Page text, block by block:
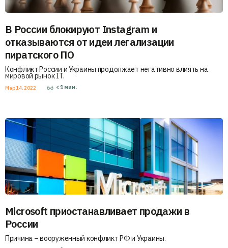
В России блокируют Instagram и
отказываются от идеи легализации
пиратского ПО
Конфликт России и Украины продолжает негативно влиять на
мировой рынок IT.
Мар 14, 2022 < 1 мин.
Microsoft приостанавливает продажи в
России
Причина – вооруженный конфликт РФ и Украины.